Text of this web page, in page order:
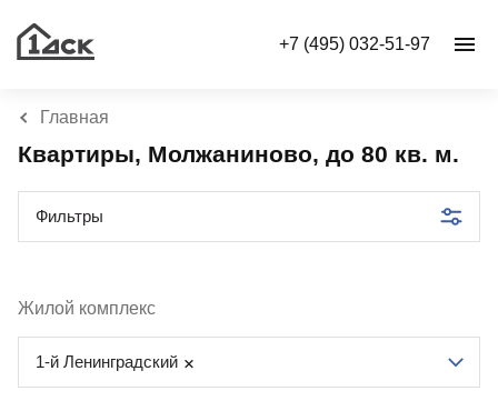
+7 (495) 032-51-97
Главная
Квартиры, Молжаниново, до 80 кв. м.
Фильтры
Жилой комплекс
1-й Ленинградский